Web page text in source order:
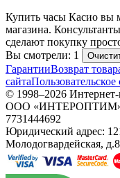
Купить часы Касио вы
магазина.
сделают покупку
Вы смотрели: 1
ГарантииВозврат
сайта
© 1998–2026
ООО «ИНТЕРОПТИМ»,
7731444692
Юридический адрес:
Молодогвардейская,